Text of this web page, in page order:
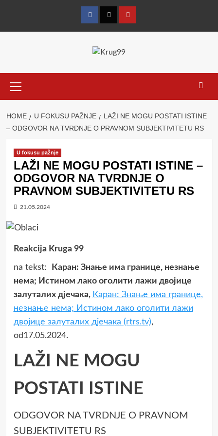
FacebookTwitterYouTube
Menu
HOME U FOKUSU PAŽNJE
LAŽI NE MOGU POSTATI ISTINE
– ODGOVOR NA TVRDNJE O PRAVNOM SUBJEKTIVITETU RS
U fokusu pažnje
LAŽI NE MOGU POSTATI ISTINE –
ODGOVOR NA TVRDNJE O
PRAVNOM SUBJEKTIVITETU RS
21.05.2024
Reakcija Kruga 99
na tekst:
Каран: Знање има границе, незнање
нема; Истином лако оголити лажи двојице
залуталих дјечака, Каран: Знање има границе,
незнање нема; Истином лако оголити лажи
двојице залуталих дјечака (rtrs.tv),
od17.05.2024.
LAŽI NE MOGU
POSTATI ISTINE
ODGOVOR NA TVRDNJE O PRAVNOM
SUBJEKTIVITETU RS